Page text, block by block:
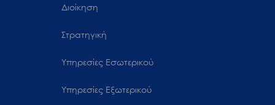
Διοίκηση
Στρατηγική
Υπηρεσίες Εσωτερικού
Υπηρεσίες Εξωτερικού